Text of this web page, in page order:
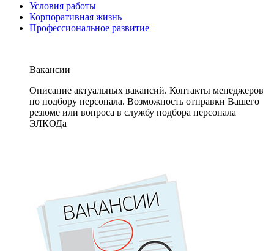
Условия работы
Корпоративная жизнь
Профессиональное развитие
Вакансии
Описание актуальных вакансий. Контакты менеджеров
по подбору персонала. Возможность отправки Вашего
резюме или вопроса в службу подбора персонала
ЭЛКОДа